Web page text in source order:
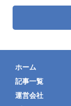
ホーム
記事一覧
運営会社